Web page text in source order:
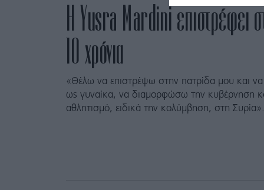
Η Yusra Mardini επιστρέφει
10 χρόνια
«Θέλω να επιστρέψω στην πατρίδα μου και
ως γυναίκα, να διαμορφώσω την κυβέρνηση
αθλητισμό, ειδικά την κολύμβηση, στη Συρία».